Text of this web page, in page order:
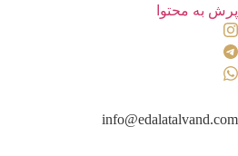
پرش به محتوا
info@edalatalvand.com